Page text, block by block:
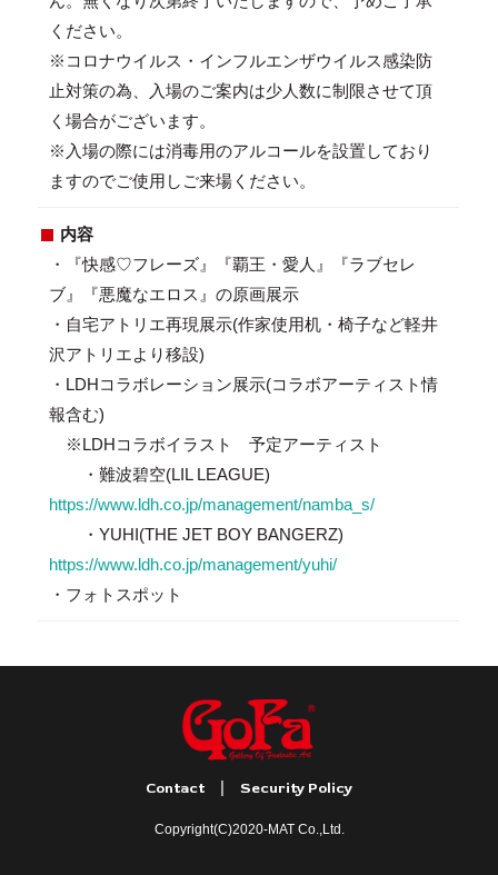
ください。
※コロナウイルス・インフルエンザウイルス感染防
止対策の為、入場のご案内は少人数に制限させて頂
く場合がございます。
※入場の際には消毒用のアルコールを設置しており
ますのでご使用しご来場ください。
内容
・『快感♡フレーズ』『覇王・愛人』『ラブセレ
ブ』『悪魔なエロス』の原画展示
・自宅アトリエ再現展示(作家使用机・椅子など軽井
沢アトリエより移設)
・LDHコラボレーション展示(コラボアーティスト情
報含む)
※LDHコラボイラスト 予定アーティスト
・難波碧空(LIL LEAGUE)
https://www.ldh.co.jp/management/namba_s/
・YUHI(THE JET BOY BANGERZ)
https://www.ldh.co.jp/management/yuhi/
・フォトスポット
Contact | Security Policy
Copyright(C)2020-MAT Co.,Ltd.